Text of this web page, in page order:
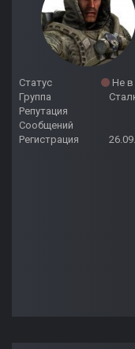
Статус
Не в
Группа
Репутация
Сообщений
Регистрация